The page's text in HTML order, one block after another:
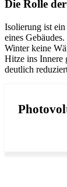
Die Rolle
Isolierung ist
eines
Winter keine
Hitze ins Innere
deutlich